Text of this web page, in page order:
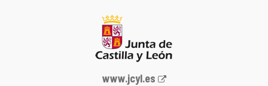
Portail
www.jcyl.es